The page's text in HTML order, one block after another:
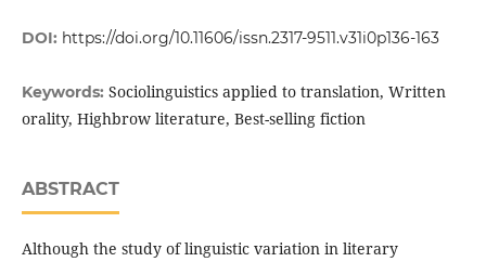
DOI: https://doi.org/10.11606/issn.2317-9511.v31i0p136-163
Keywords: Sociolinguistics applied to translation, Written
orality, Highbrow literature, Best-selling fiction
ABSTRACT
Although the study of linguistic variation in literary